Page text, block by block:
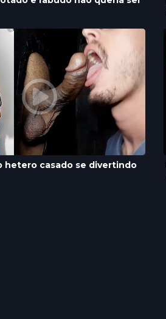
hetero casado se divertindo